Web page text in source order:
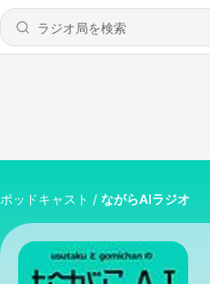
ポッドキャスト ながらAIラジオ